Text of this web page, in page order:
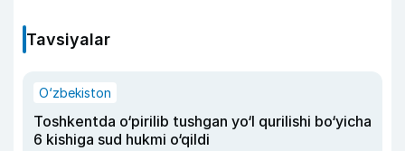
Tavsiyalar
O‘zbekiston
Toshkentda o‘pirilib tushgan yo‘l qurilishi bo‘yicha
6 kishiga sud hukmi o‘qildi